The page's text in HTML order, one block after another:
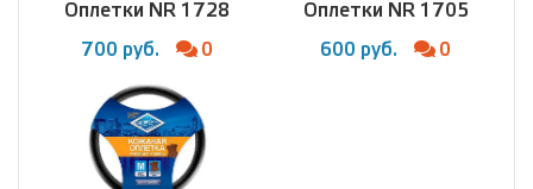
Оплетки NR 1728
700 руб. 0
Оплетки NR 1705
600 руб. 0